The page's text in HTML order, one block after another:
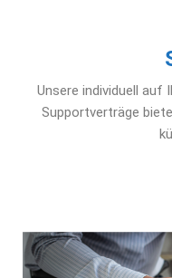
Unsere individuell auf
Supportverträge